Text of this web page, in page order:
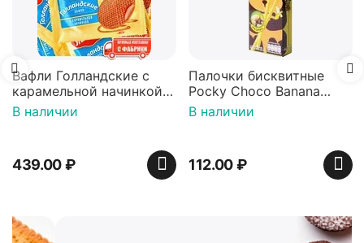
Вафли Голландские с
карамельной начинкой
16 шт по 36 г ТМ Яшкино
В наличии
439.00₽
Палочки бисквитные
Pocky Choco Banana
25гр
В наличии
112.00₽